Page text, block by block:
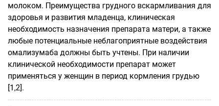
молоком. Преимущества грудного вскармливания для
здоровья и развития младенца, клиническая
необходимость назначения препарата матери, а также
любые потенциальные неблагоприятные воздействия
омализумаба должны быть учтены. При наличии
клинической необходимости препарат может
применяться у женщин в период кормления грудью
[1,2].